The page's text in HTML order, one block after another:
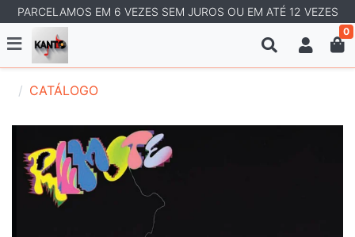
PARCELAMOS EM 6 VEZES SEM JUROS OU EM ATÉ 12 VEZES
0
CATÁLOGO